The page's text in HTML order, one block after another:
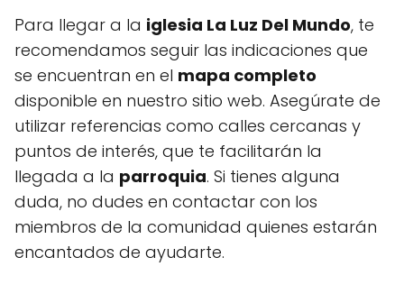
Para llegar a la iglesia La Luz Del Mundo, te
recomendamos seguir las indicaciones que
se encuentran en el mapa completo
disponible en nuestro sitio web. Asegúrate de
utilizar referencias como calles cercanas y
puntos de interés, que te facilitarán la
llegada a la parroquia. Si tienes alguna
duda, no dudes en contactar con los
miembros de la comunidad quienes estarán
encantados de ayudarte.